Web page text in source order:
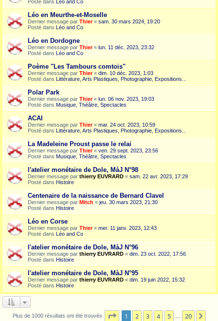
Posté dans Léo and Co
Léo en Meurthe-et-Moselle
Dernier message par Thier« sam. 30 mars 2024, 19:20
Posté dans Léo and Co
Léo en Dordogne
Dernier message par Thier« lun. 11 déc. 2023, 23:32
Posté dans Léo and Co
Poème "Les Tambours comtois"
Dernier message par Thier« dim. 10 déc. 2023, 1:03
Posté dans Littérature, Arts Plastiques, Photographie, Expositions...
Polar Park
Dernier message par Thier« lun. 06 nov. 2023, 19:03
Posté dans Musique, Théâtre, Spectacles
ACAI
Dernier message par Thier« mar. 24 oct. 2023, 10:59
Posté dans Littérature, Arts Plastiques, Photographie, Expositions...
La Madeleine Proust passe le relai
Dernier message par Thier« ven. 29 sept. 2023, 23:56
Posté dans Musique, Théâtre, Spectacles
l'atelier monétaire de Dole, MàJ N°98
Dernier message par thierry EUVRARD « sam. 22 avr. 2023, 17:29
Posté dans Histoire
Centenaire de la naissance de Bernard Clavel
Dernier message par Mitch « jeu. 30 mars 2023, 21:30
Posté dans Histoire
Léo en Corse
Dernier message par Thier« mer. 11 janv. 2023, 12:43
Posté dans Léo and Co
l'atelier monétaire de Dole, MàJ N°96
Dernier message par thierry EUVRARD « dim. 23 oct. 2022, 17:56
Posté dans Histoire
l'atelier monétaire de Dole, MàJ N°95
Dernier message par thierry EUVRARD « dim. 19 juin 2022, 15:32
Posté dans Histoire
Plus de 1000 résultats ont été trouvés Page 1sur20
1 2 3 4 5 20